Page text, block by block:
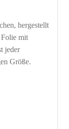
hergestellt
mit
jeder
Größe.